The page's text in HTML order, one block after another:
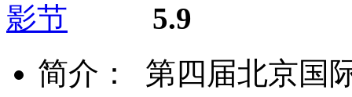
5.9
简介： 第四届北京国